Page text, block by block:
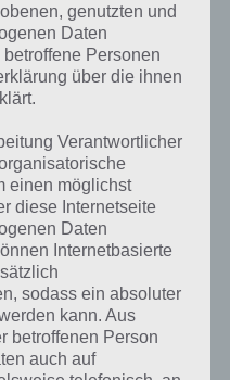
zur Lösung
eigentlich und was gibt es
zu Halloween? Zu bestimmten
immer eine kurze
Informationen parat!
genutzten und
Daten
Personen
über die ihnen
Verantwortlicher
einen möglichst
diese Internetseite
Daten
Internetbasierte
sodass ein absoluter
kann. Aus
betroffenen Person
auch auf